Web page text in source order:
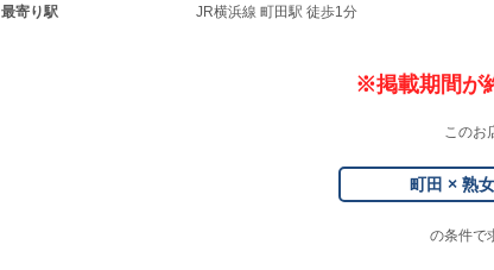
最寄り駅
JR横浜線 町田駅 徒歩1分
※掲載期間が
このお
町田 × 熟
の条件で